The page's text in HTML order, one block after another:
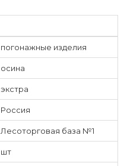
погонажные изделия
осина
экстра
Россия
Лесоторговая база №1
шт